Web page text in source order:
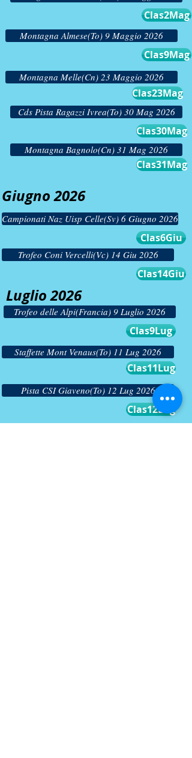
Clas2Mag
Montagna Almese(To) 9 Maggio 2026
Clas9Mag
Montagna Melle(Cn) 23 Maggio 2026
Clas23Mag
Cds Pista Ragazzi Ivrea(To) 30 Mag 2026
Clas30Mag
Montagna Bagnolo(Cn) 31 Mag 2026
Clas31Mag
Giugno 2026
Campionati Naz Uisp Celle(Sv) 6 Giugno 2026
Clas6Giu
Trofeo Coni Vercelli(Vc) 14 Giu 2026
Clas14Giu
Luglio 2026
Trofeo delle Alpi(Francia) 9 Luglio 2026
Clas9Lug
Staffette Mont Venaus(To) 11 Lug 2026
Clas11Lug
Pista CSI Giaveno(To) 12 Lug 2026
Clas12Lug